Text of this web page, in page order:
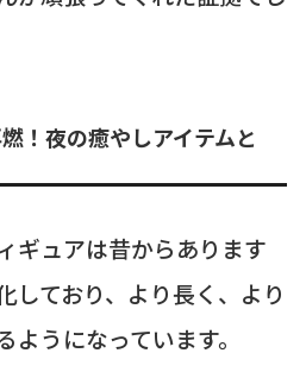
！夜の癒やしアイテムと
ギュアは昔からあります
しており、より長く、より
うになっています。